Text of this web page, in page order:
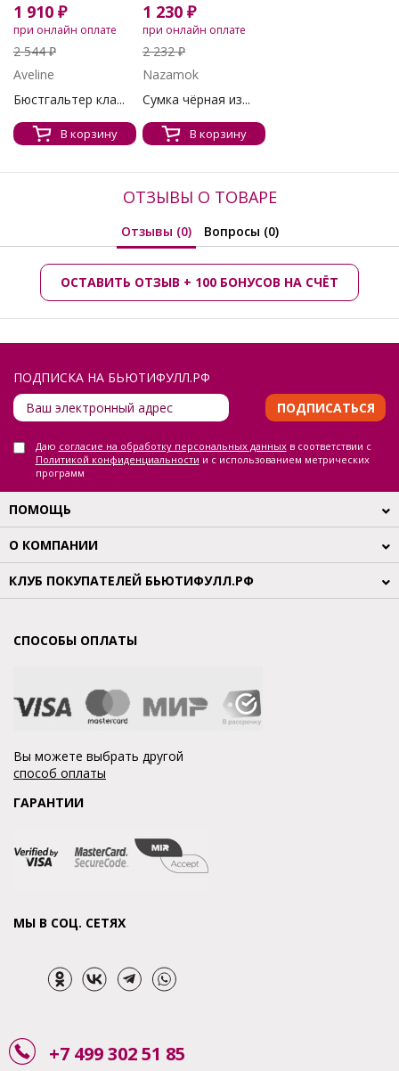
1 910 ₽
при онлайн оплате
2 544 ₽
Aveline
Бюстгальтер кла...
В корзину
1 230 ₽
при онлайн оплате
2 232 ₽
Nazamok
Сумка чёрная из...
В корзину
ОТЗЫВЫ О ТОВАРЕ
Отзывы (0) Вопросы (0)
ОСТАВИТЬ ОТЗЫВ + 100 БОНУСОВ НА СЧЁТ
ПОДПИСКА НА БЬЮТИФУЛЛ.РФ
ПОДПИСАТЬСЯ
Даю согласие на обработку персональных данныхв соответствии с
Политикой конфиденциальности и с использованием метрических
программ
ПОМОЩЬ
О КОМПАНИИ
КЛУБ ПОКУПАТЕЛЕЙ БЬЮТИФУЛЛ.РФ
СПОСОБЫ ОПЛАТЫ
Вы можете выбрать другой
способ оплаты
ГАРАНТИИ
МЫ В СОЦ. СЕТЯХ
+7 499 302 51 85